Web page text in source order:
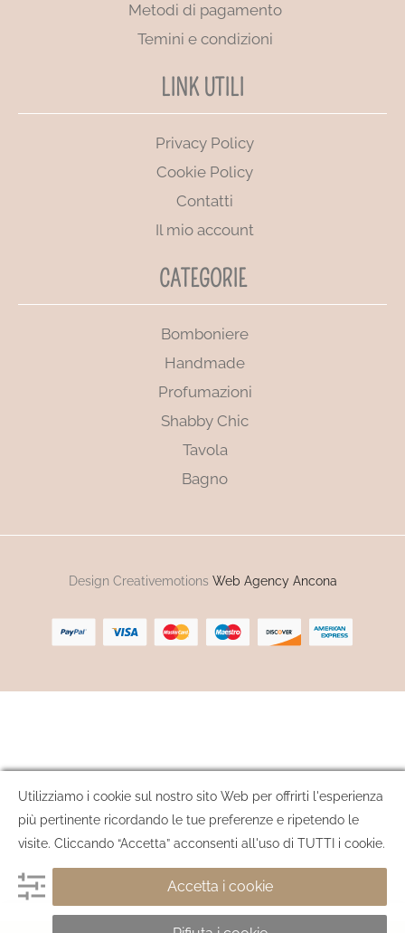
Metodi di pagamento
Temini e condizioni
LINK UTILI
Privacy Policy
Cookie Policy
Contatti
Il mio account
CATEGORIE
Bomboniere
Handmade
Profumazioni
Shabby Chic
Tavola
Bagno
Design Creativemotions Web Agency Ancona
Utilizziamo i cookie sul nostro sito Web per offrirti l'esperienza
più pertinente ricordando le tue preferenze e ripetendo le
visite. Cliccando “Accetta” acconsenti all'uso di TUTTI i cookie.
Accetta i cookie